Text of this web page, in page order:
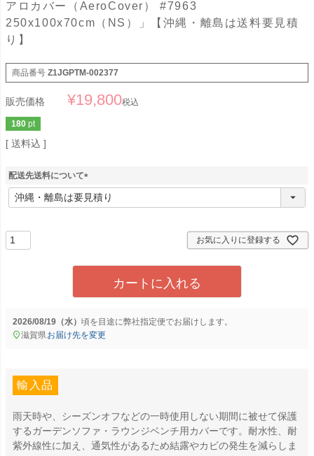
アロカバー（AeroCover） #7963
250x100x70cm（NS）」【沖縄・離島は送料要見積
り】
商品番号 Z1JGPTM-002377
販売価格 ¥19,800税込
180 pt
送料込
配送先送料について
(
必
お気に入りに登録する
カートに入れる
2026/08/19（水） に弊社指定便でお届けします。
滋賀県お届け先を変更
輸入品
雨天時や、シーズンオフなどの一時使用しない期間に被せて保護
するガーデンソファ・ラウンジベンチ用カバーです。耐水性、耐
紫外線性に加え、通気性があるため結露やカビの発生を減らしま